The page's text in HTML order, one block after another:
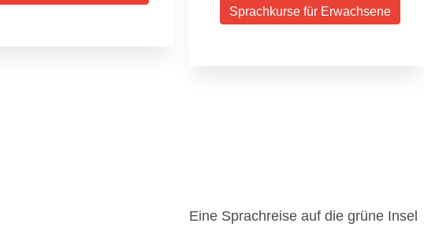
Sprachkurse für Erwachsene
Eine Sprachreise auf die grüne Insel